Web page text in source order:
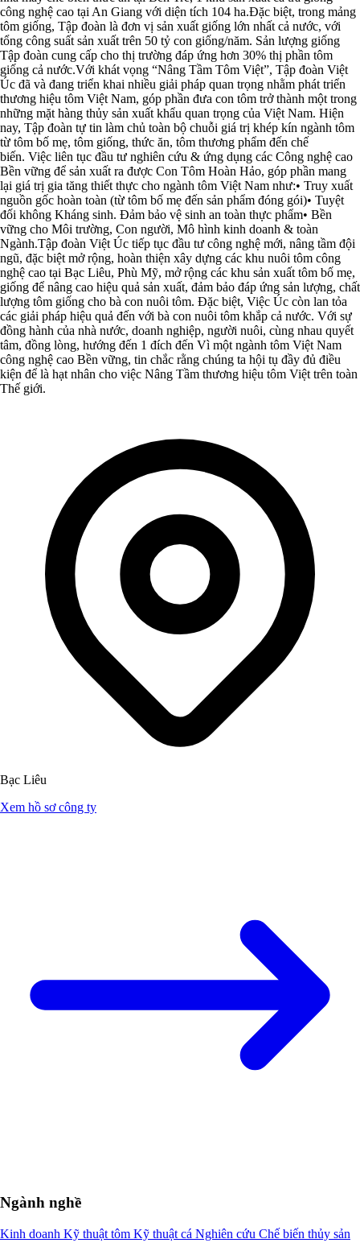
công nghệ cao tại An Giang với diện tích 104 ha.Đặc biệt, trong mảng
tôm giống, Tập đoàn là đơn vị sản xuất giống lớn nhất cả nước, với
tổng công suất sản xuất trên 50 tỷ con giống/năm. Sản lượng giống
Tập đoàn cung cấp cho thị trường đáp ứng hơn 30% thị phần tôm
giống cả nước.Với khát vọng “Nâng Tầm Tôm Việt”, Tập đoàn Việt
Úc đã và đang triển khai nhiều giải pháp quan trọng nhằm phát triển
thương hiệu tôm Việt Nam, góp phần đưa con tôm trở thành một trong
những mặt hàng thủy sản xuất khẩu quan trọng của Việt Nam. Hiện
nay, Tập đoàn tự tin làm chủ toàn bộ chuỗi giá trị khép kín ngành tôm
từ tôm bố mẹ, tôm giống, thức ăn, tôm thương phẩm đến chế
biến. Việc liên tục đầu tư nghiên cứu & ứng dụng các Công nghệ cao
Bền vững để sản xuất ra được Con Tôm Hoàn Hảo, góp phần mang
lại giá trị gia tăng thiết thực cho ngành tôm Việt Nam như:• Truy xuất
nguồn gốc hoàn toàn (từ tôm bố mẹ đến sản phẩm đóng gói)• Tuyệt
đối không Kháng sinh. Đảm bảo vệ sinh an toàn thực phẩm• Bền
vững cho Môi trường, Con người, Mô hình kinh doanh & toàn
Ngành.Tập đoàn Việt Úc tiếp tục đầu tư công nghệ mới, nâng tầm đội
ngũ, đặc biệt mở rộng, hoàn thiện xây dựng các khu nuôi tôm công
nghệ cao tại Bạc Liêu, Phù Mỹ, mở rộng các khu sản xuất tôm bố mẹ,
giống để nâng cao hiệu quả sản xuất, đảm bảo đáp ứng sản lượng, chất
lượng tôm giống cho bà con nuôi tôm. Đặc biệt, Việc Úc còn lan tỏa
các giải pháp hiệu quả đến với bà con nuôi tôm khắp cả nước. Với sự
đồng hành của nhà nước, doanh nghiệp, người nuôi, cùng nhau quyết
tâm, đồng lòng, hướng đến 1 đích đến Vì một ngành tôm Việt Nam
công nghệ cao Bền vững, tin chắc rằng chúng ta hội tụ đầy đủ điều
kiện để là hạt nhân cho việc Nâng Tầm thương hiệu tôm Việt trên toàn
Thế giới.
Bạc Liêu
Xem hồ sơ công ty
Ngành nghề
Kinh doanh Kỹ thuật tôm Kỹ thuật cá Nghiên cứu Chế biến thủy sản